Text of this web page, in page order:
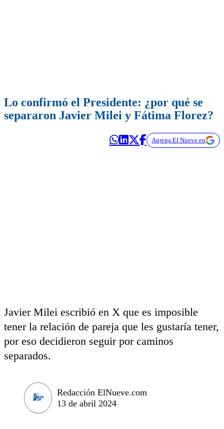
Lo confirmó el Presidente: ¿por qué se
separaron Javier Milei y Fátima Florez?
Agrega El Nueve en
Javier Milei escribió en X que es imposible
tener la relación de pareja que les gustaría tener,
por eso decidieron seguir por caminos
separados.
Redacción ElNueve.com
13 de abril 2024